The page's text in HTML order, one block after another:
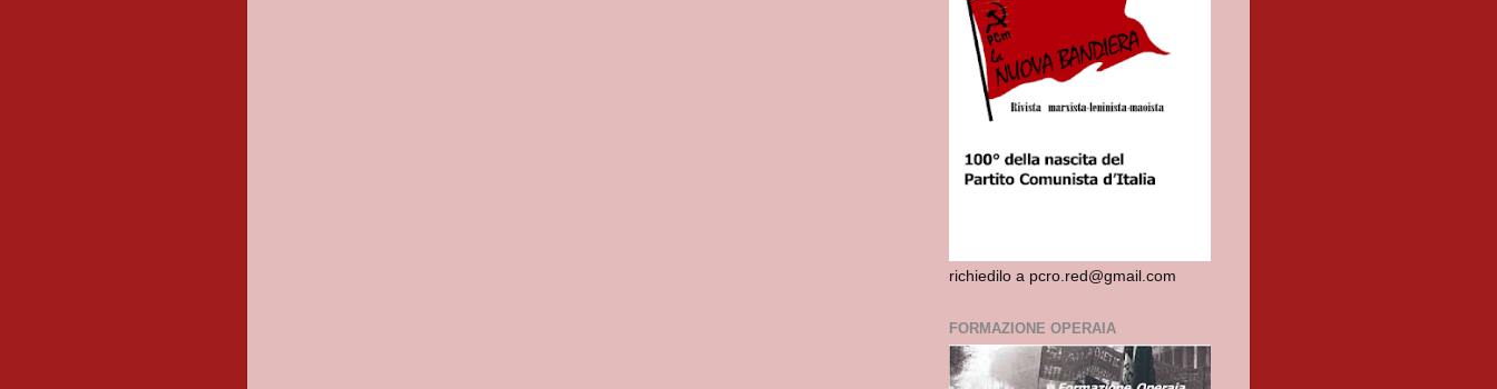
richiedilo a pcro.red@gmail.com
FORMAZIONE OPERAIA